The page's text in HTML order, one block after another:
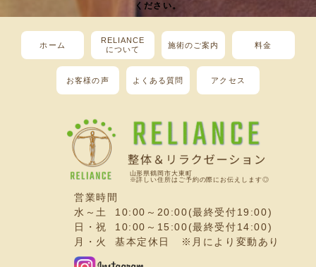
ください。
ホーム
RELIANCE
について
施術のご案内 料金
お客様の声 よくある質問 アクセス
山形県鶴岡市大東町
※詳しい住所はご予約の際にお伝えします◎
営業時間
水～土 10:00～20:00(最終受付19:00)
日・祝 10:00～15:00(最終受付14:00)
月・火 基本定休日 ※月により変動あり